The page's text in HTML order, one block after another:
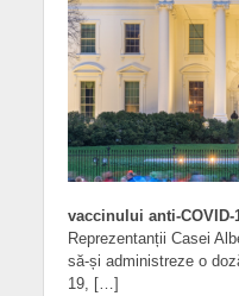
vaccinului anti-COVID-
Reprezentanții Casei
să-și administreze o
19, […]